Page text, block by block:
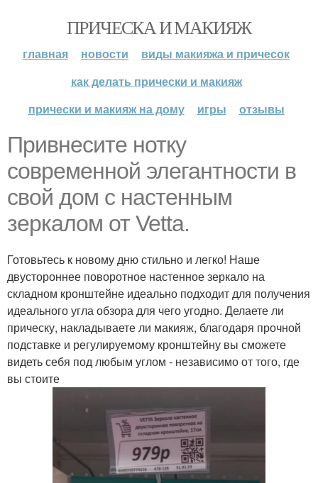
ПРИЧЕСКА И МАКИЯЖ
главная новости
виды макияжа и причесок
как делать прически и макияж
прически и макияж на дому
игры отзывы
Привнесите нотку
современной элегантности в
свой дом с настенным
зеркалом от Vetta.
Готовьтесь к новому дню стильно и легко! Наше
двустороннее поворотное настенное зеркало на
складном кронштейне идеально подходит для получения
идеального угла обзора для чего угодно. Делаете ли
прическу, накладываете ли макияж, благодаря прочной
подставке и регулируемому кронштейну вы сможете
видеть себя под любым углом - независимо от того, где
вы стоите